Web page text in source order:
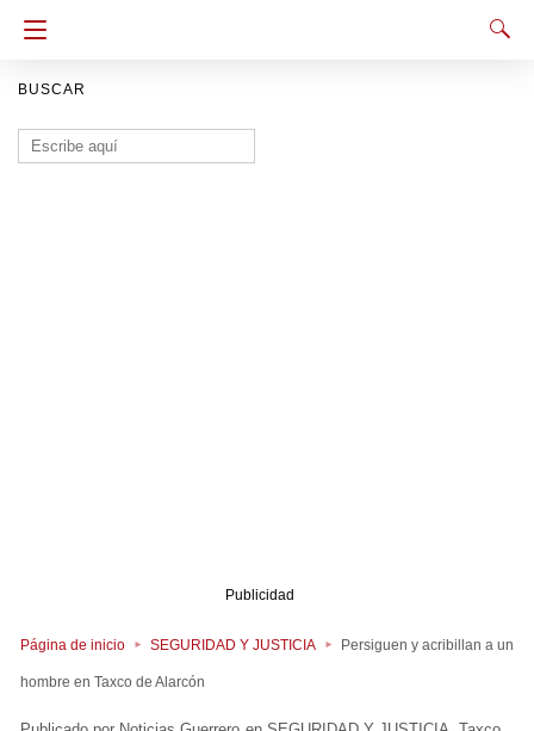
BUSCAR
Buscar:
Publicidad
Página de inicio SEGURIDAD Y JUSTICIA Persiguen y acribillan a un
hombre en Taxco de Alarcón